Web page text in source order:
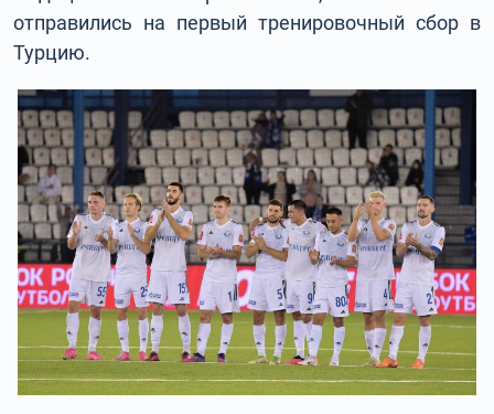
отправились на первый тренировочный сбор в
Турцию.